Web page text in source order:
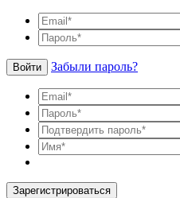
Войти Забыли пароль?
Зарегистрироваться